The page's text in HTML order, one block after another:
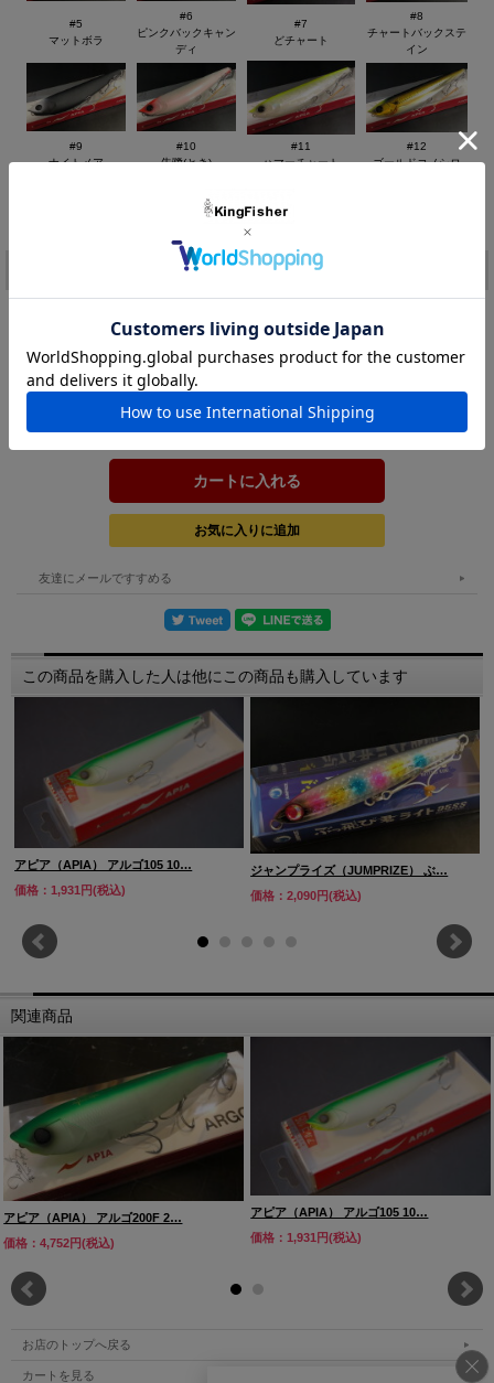
プウォータープラグに 160mmサイズが登場！
ドッグウォークはもちろんのことながら、ヘッドに搭載したツイ
ンカップによりポッパーのようなスプラッシュやタダ巻き時のV
字波紋など様々なアクションをアングラーの力量を問わず簡単に
生み出すことができる「ARGO」シリーズ。
水面直下で水を纏いながらアクションするため強風時にも使いや
新発売の160mmサイズは、オリジナルの105mmと同様にマグネ
ット重心移動を搭載し、さらなる飛距離アップに成功。
コノシロパターンや落ち鮎パターン、秋のイナッコパターンにも
対応する。また、水平に近い浮き姿勢と絶妙な浮力設定によりフ
ッキング率のさらなる向上も実現している。
1.水平に近い浮き姿勢と絶妙な浮力設定によるフッキング率の向
上
2.大型シーバスにも安心の#2フック×3pcs
3.マグネット重心移動による安定した飛距離
4.クリア系からマット系まで全12色の充実したカラー展開
[全長] 160mm [重量] 48g [タイプ] フローティング [フック]
#5
マットボラ
#6
ピンクバックキャン
ディ
#7
どチャート
#8
チャートバックステ
イン
#9
ナイトメア
#10
朱鷺(とき)
#11
ハマーチャート
#12
ゴールドコノシロ
在庫:－
友達にメールですすめる
この商品を購入した人は他にこの商品も購入しています
アピア（APIA） アルゴ105 10…
価格：1,931円(税込)
ジャンプライズ（JUMPRIZE） ぶ…
価格：2,090円(税込)
関連商品
アピア（APIA） アルゴ200F 2…
価格：4,752円(税込)
アピア（APIA） アルゴ105 10…
価格：1,931円(税込)
お店のトップへ戻る
カートを見る